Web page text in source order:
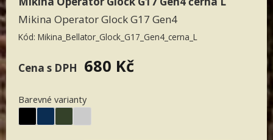
Mikina Operator Glock G17 Gen4
Kód: Mikina_Bellator_Glock_G17_Gen4_cerna_L
Cena s DPH 680 Kč
Barevné varianty